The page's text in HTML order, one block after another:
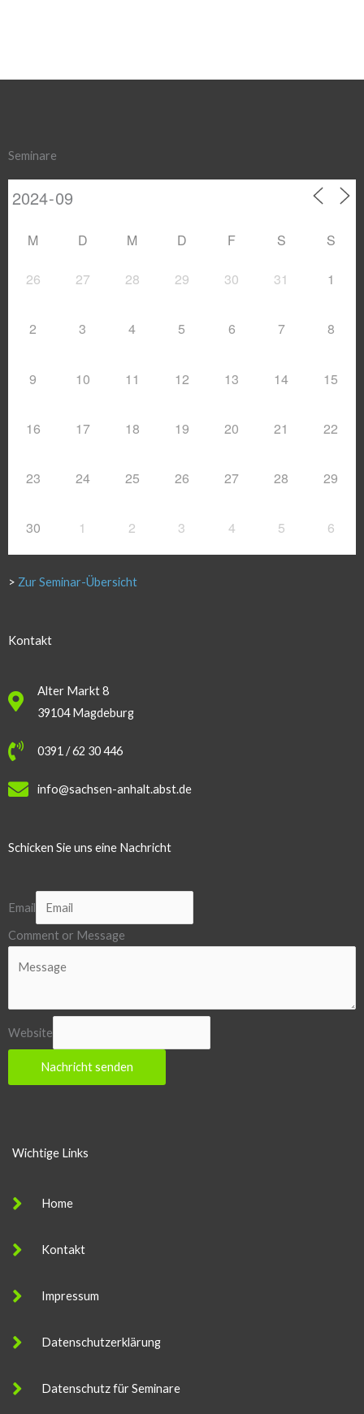
Seminare
M D M D F S S
26 27 28 29 30 31 1
2 3 4 5 6 7 8
9 10 11 12 13 14 15
16 17 18 19 20 21 22
23 24 25 26 27 28 29
30 1 2 3 4 5 6
> Zur Seminar-Übersicht
Kontakt
Alter Markt 8
39104 Magdeburg
0391 / 62 30 446
info@sachsen-anhalt.abst.de
Schicken Sie uns eine Nachricht
Email
Comment or Message
Website
Nachricht senden
Wichtige Links
Home
Kontakt
Impressum
Datenschutzerklärung
Datenschutz für Seminare